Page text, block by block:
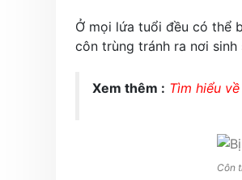
Ở mọi lứa tuổi đều có thể
côn trùng tránh ra nơi sinh
Xem thêm : Tìm hiểu
Côn